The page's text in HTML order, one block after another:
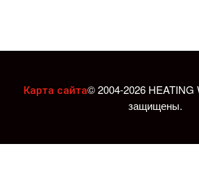
Карта сайта© 2004-2026 HEATING
защищены.